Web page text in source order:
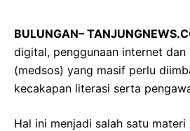
BULUNGAN–
digital, penggunaan internet dan
(medsos) yang masif perlu
kecakapan literasi serta
Hal ini menjadi salah satu